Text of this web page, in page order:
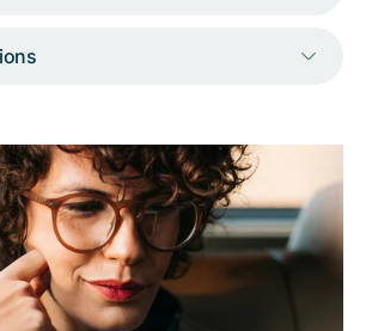
Software, die neue
im Management von
Sonderkonditionen setzt
Run automatisiert und optimiert
zu Kundeninformationen, Portfolios,